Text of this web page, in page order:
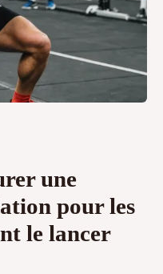
une
pour les
le lancer